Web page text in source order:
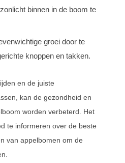
binnen in de boom te
groei door te
knoppen en takken.
en de juiste
kan de gezondheid en
worden verbeterd. Het
te informeren over de beste
van appelbomen om de